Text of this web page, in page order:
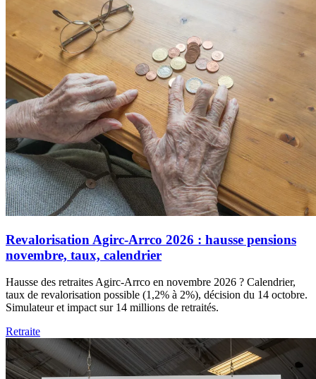
Revalorisation Agirc-Arrco 2026 : hausse pensions
novembre, taux, calendrier
Hausse des retraites Agirc-Arrco en novembre 2026 ? Calendrier,
taux de revalorisation possible (1,2% à 2%), décision du 14 octobre.
Simulateur et impact sur 14 millions de retraités.
Retraite